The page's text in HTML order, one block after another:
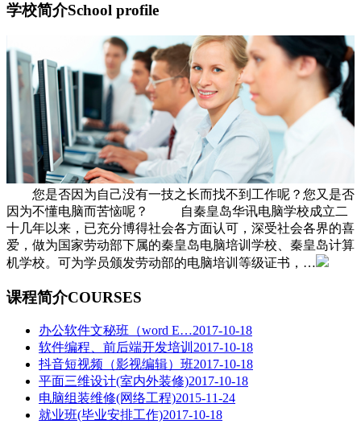
学校简介School profile
您是否因为自己没有一技之长而找不到工作呢？您又是否
因为不懂电脑而苦恼呢？ 自秦皇岛华讯电脑学校成立二
十几年以来，已充分博得社会各方面认可，深受社会各界的喜
爱，做为国家劳动部下属的秦皇岛电脑培训学校、秦皇岛计算
机学校。可为学员颁发劳动部的电脑培训等级证书，…
课程简介COURSES
办公软件文秘班（word E…2017-10-18
软件编程、前后端开发培训 2017-10-18
抖音短视频（影视编辑）班2017-10-18
平面三维设计(室内外装修)2017-10-18
电脑组装维修(网络工程)2015-11-24
就业班(毕业安排工作)2017-10-18